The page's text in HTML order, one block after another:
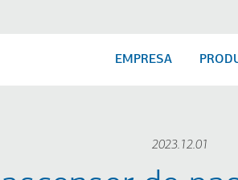
EMPRESA
2023.12.01